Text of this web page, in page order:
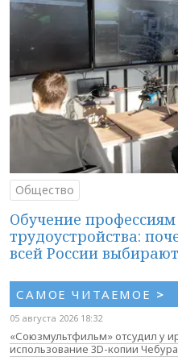
Общество
Обучение
трудоустройства:
всей России
САМОЕ ЧИТАЕМОЕ >
05 августа 2026 18:32
«Союзмультфильм» отсудил у
использование 3D-копии